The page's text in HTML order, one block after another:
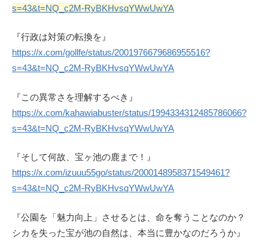
s=43&t=NQ_c2M-RyBKHvsqYWwUwYA
『行政は対策の転換を』
https://x.com/gollfe/status/2001976679686955516?
s=43&t=NQ_c2M-RyBKHvsqYWwUwYA
『この異常さを理解するべき』
https://x.com/kahawiabuster/status/1994334312485786066?
s=43&t=NQ_c2M-RyBKHvsqYWwUwYA
『そして何故、宝ヶ池の鹿まで！』
https://x.com/izuuu55go/status/2000148958371549461?
s=43&t=NQ_c2M-RyBKHvsqYWwUwYA
『公園を「魅力向上」させるとは、命を奪うことなのか？
シカを失った宝が池の自然は、本当に豊かなのだろうか』